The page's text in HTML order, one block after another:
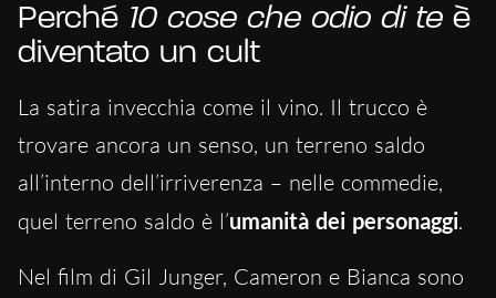
Perché 10 cose che odio di te è
diventato un cult
La satira invecchia come il vino. Il trucco è
trovare ancora un senso, un terreno saldo
all’interno dell’irriverenza – nelle commedie,
quel terreno saldo è l’umanità dei personaggi.
Nel film di Gil Junger, Cameron e Bianca sono